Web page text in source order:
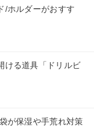
/ホルダーがおすす
ける道具「ドリルビ
が保湿や手荒れ対策